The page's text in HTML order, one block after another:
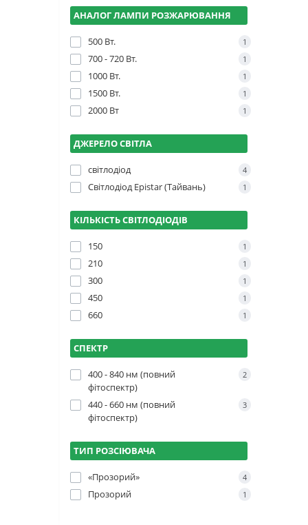
АНАЛОГ ЛАМПИ РОЗЖАРЮВАННЯ
500 Вт. 1
700 - 720 Вт. 1
1000 Вт. 1
1500 Вт. 1
2000 Вт 1
ДЖЕРЕЛО СВІТЛА
світлодіод 4
Світлодіод Epistar (Тайвань) 1
КІЛЬКІСТЬ СВІТЛОДІОДІВ
150 1
210 1
300 1
450 1
660 1
СПЕКТР
400 - 840 нм (повний
фітоспектр)
2
440 - 660 нм (повний
фітоспектр)
3
ТИП РОЗСІЮВАЧА
«Прозорий» 4
Прозорий 1